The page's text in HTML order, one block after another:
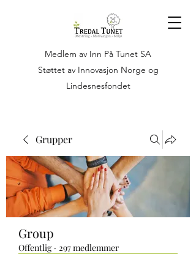
Medlem av Inn På Tunet SA
Støttet av Innovasjon Norge og
Lindesnesfondet
Grupper
Group
Offentlig · 297 medlemmer